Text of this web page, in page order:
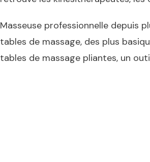
Masseuse professionnelle depuis
tables de massage, des plus
tables de massage pliantes, un